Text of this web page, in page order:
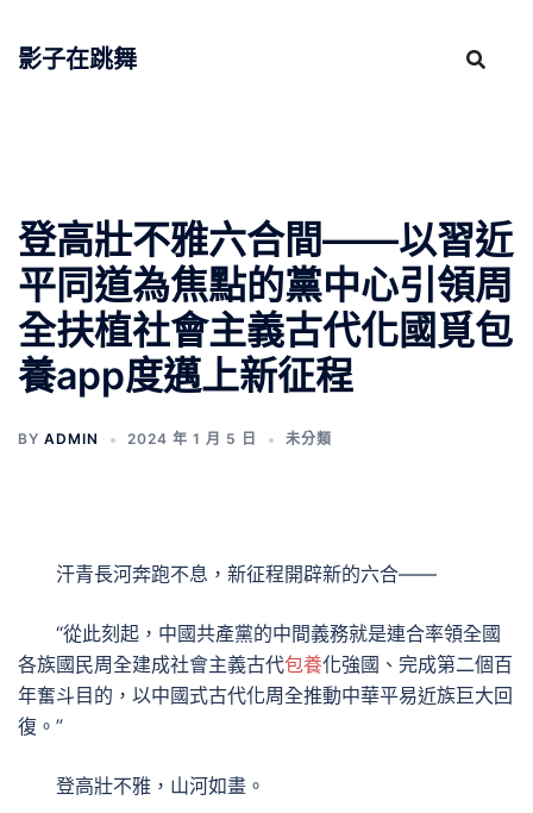
影子在跳舞
登高壯不雅六合間——以習近
平同道為焦點的黨中心引領周
全扶植社會主義古代化國覓包
養app度邁上新征程
BY ADMIN 2024 年 1 月 5 日 未分類
汗青長河奔跑不息，新征程開辟新的六合——
“從此刻起，中國共產黨的中間義務就是連合率領全國
各族國民周全建成社會主義古代包養化強國、完成第二個百
年奮斗目的，以中國式古代化周全推動中華平易近族巨大回
復。”
登高壯不雅，山河如畫。